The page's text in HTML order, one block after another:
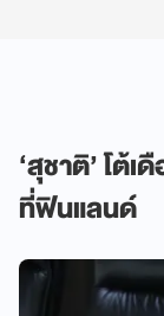
‘สุชาติ’ โต้
ที่ฟินแลนด์